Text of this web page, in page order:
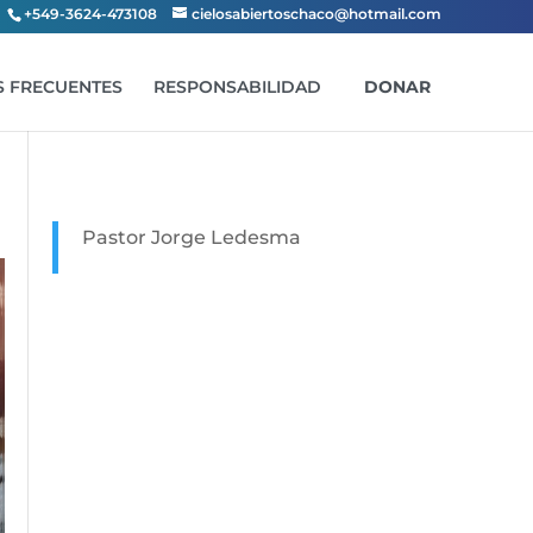
+549-3624-473108 cielosabiertoschaco@hotmail.com
FRECUENTES RESPONSABILIDAD DONAR
Pastor Jorge Ledesma